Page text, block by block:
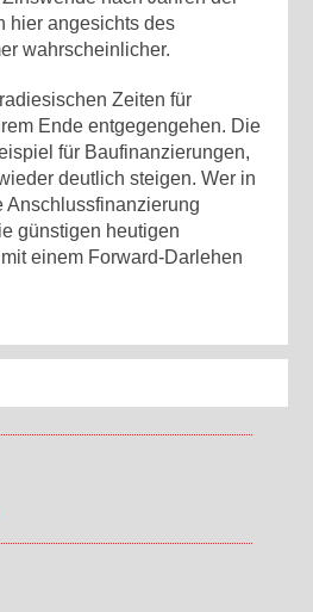
hier angesichts des
wahrscheinlicher.
Zeiten für
Ende entgegengehen. Die
für Baufinanzierungen,
deutlich steigen. Wer in
Anschlussfinanzierung
günstigen heutigen
einem Forward-Darlehen